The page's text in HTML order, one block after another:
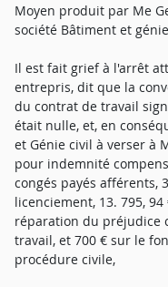
Moyen produit par Me
société Bâtiment et
Il est fait grief à l'arrêt
entrepris, dit que la
du contrat de travail
était nulle, et, en
et Génie civil à verser à
pour indemnité
congés payés afférents,
licenciement, 13. 795,
réparation du préjudice
travail, et 700 € sur le
procédure civile,